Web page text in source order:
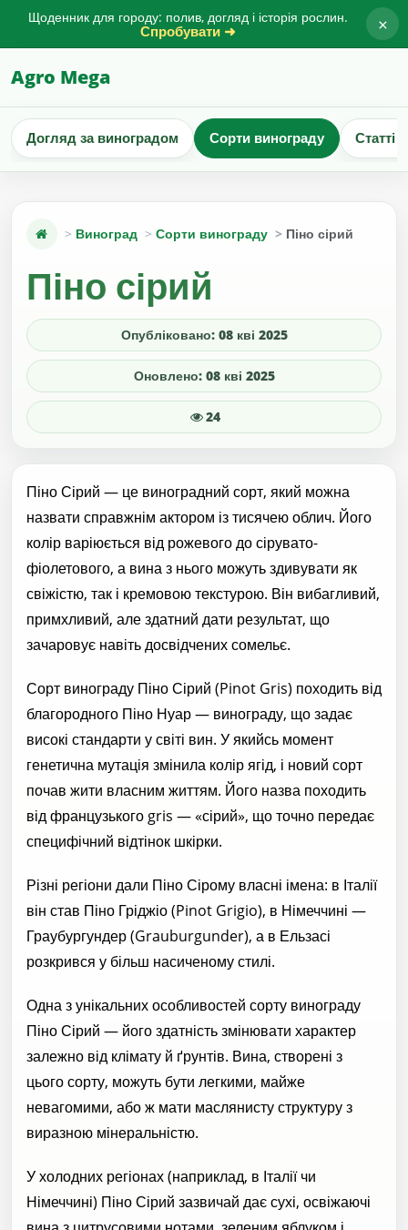
Щоденник для городу: полив, догляд і історія рослин.
Спробувати ➜ ×
Agro Mega
Догляд за виноградом Сорти винограду Статті
Виноград Сорти винограду Піно сірий
Піно сірий
Опубліковано: 08 кві 2025
Оновлено: 08 кві 2025
24
Піно Сірий — це виноградний сорт, який можна
назвати справжнім актором із тисячею облич. Його
колір варіюється від рожевого до сірувато-
фіолетового, а вина з нього можуть здивувати як
свіжістю, так і кремовою текстурою. Він вибагливий,
примхливий, але здатний дати результат, що
зачаровує навіть досвідчених сомельє.
Сорт винограду Піно Сірий (Pinot Gris) походить від
благородного Піно Нуар — винограду, що задає
високі стандарти у світі вин. У якийсь момент
генетична мутація змінила колір ягід, і новий сорт
почав жити власним життям. Його назва походить
від французького gris — «сірий», що точно передає
специфічний відтінок шкірки.
Різні регіони дали Піно Сірому власні імена: в Італії
він став Піно Гріджіо (Pinot Grigio), в Німеччині —
Граубургундер (Grauburgunder), а в Ельзасі
розкрився у більш насиченому стилі.
Одна з унікальних особливостей сорту винограду
Піно Сірий — його здатність змінювати характер
залежно від клімату й ґрунтів. Вина, створені з
цього сорту, можуть бути легкими, майже
невагомими, або ж мати маслянисту структуру з
виразною мінеральністю.
У холодних регіонах (наприклад, в Італії чи
Німеччині) Піно Сірий зазвичай дає сухі, освіжаючі